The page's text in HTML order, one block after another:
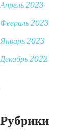
Апрель 2023
Февраль 2023
Январь 2023
Декабрь 2022
Рубрики